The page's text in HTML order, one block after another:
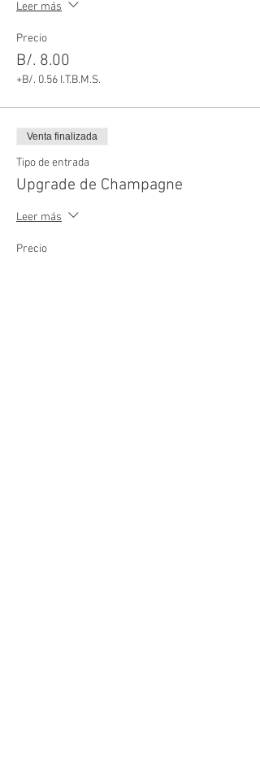
Leer más
Precio
B/. 8.00
+B/. 0.56 I.T.B.M.S.
Venta finalizada
Tipo de entrada
Upgrade de Champagne
Leer más
Precio